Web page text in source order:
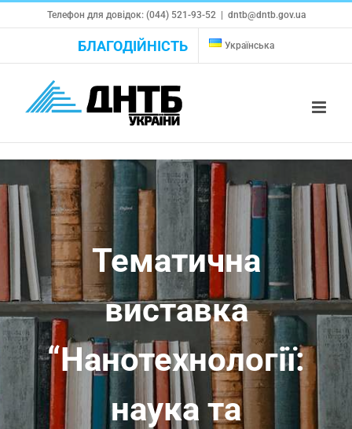
to
Телефон для довідок: (044) 521-93-52 dntb@dntb.gov.ua
БЛАГОДІЙНІСТЬ Українська
Тематична
виставка
“Нанотехнології:
наука та